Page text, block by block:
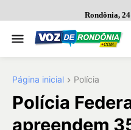
Rondônia,
Página inicial Polícia
Polícia
apreendem